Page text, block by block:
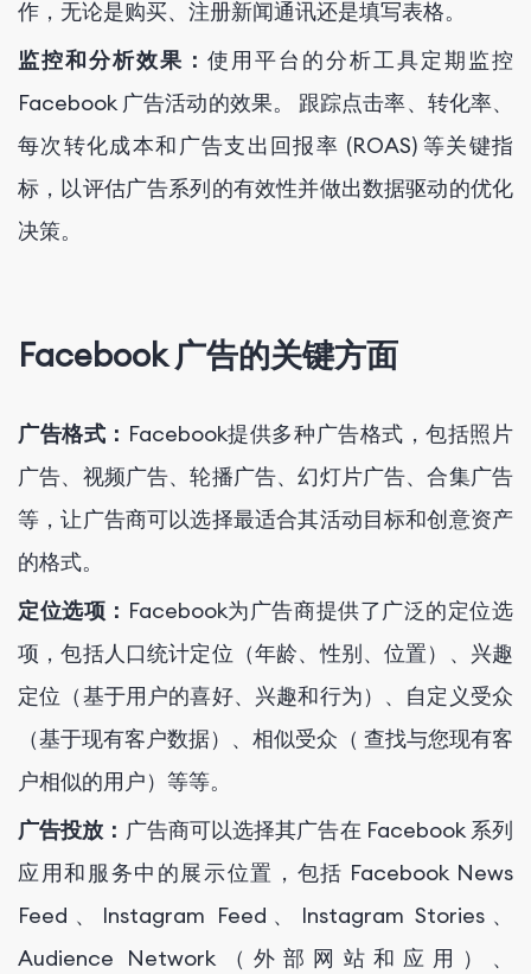
作，无论是购买、注册新闻通讯还是填写表格。
监控和分析效果： 使用平台的分析工具定期监控
Facebook 广告活动的效果。 跟踪点击率、转化率、
每次转化成本和广告支出回报率 (ROAS) 等关键指
标，以评估广告系列的有效性并做出数据驱动的优化
决策。
Facebook 广告的关键方面
广告格式： Facebook提供多种广告格式，包括照片
广告、视频广告、轮播广告、幻灯片广告、合集广告
等，让广告商可以选择最适合其活动目标和创意资产
的格式。
定位选项： Facebook为广告商提供了广泛的定位选
项，包括人口统计定位（年龄、性别、位置）、兴趣
定位（基于用户的喜好、兴趣和行为）、自定义受众
（基于现有客户数据）、相似受众（ 查找与您现有客
户相似的用户）等等。
广告投放： 广告商可以选择其广告在 Facebook 系列
应用和服务中的展示位置，包括 Facebook News
Feed、Instagram Feed、Instagram Stories、
Audience Network（外部网站和应用）、